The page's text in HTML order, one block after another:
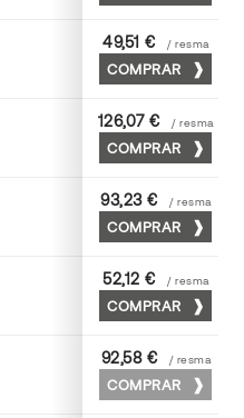
52 x 70
49,51 € / resma
COMPRAR
70 x 100
126,07 € / resma
COMPRAR
70 x 100
93,23 € / resma
COMPRAR
52 x 70
52,12 € / resma
COMPRAR
72 x 102
92,58 € / resma
COMPRAR